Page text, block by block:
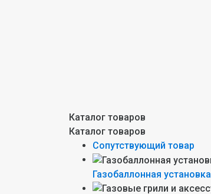
Каталог товаров
Каталог товаров
Сопутствующий товар
Газобаллонная установка